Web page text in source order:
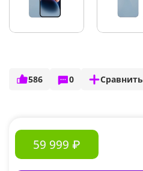
586 0 Сравнить
59 999 ₽